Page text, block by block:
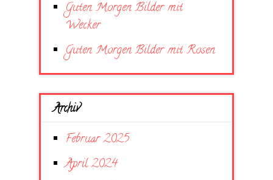
Guten Morgen Bilder mit
Wecker
Guten Morgen Bilder mit Rosen
Archiv
Februar 2025
April 2024